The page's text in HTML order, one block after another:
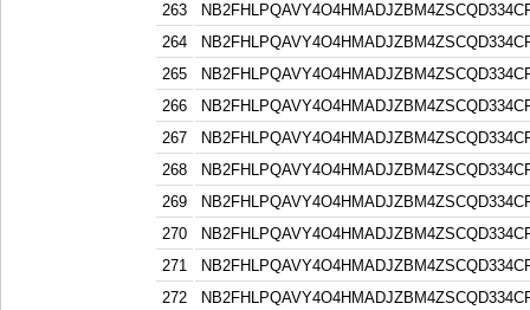
263
264
265
266
267
268
269
270
271
272